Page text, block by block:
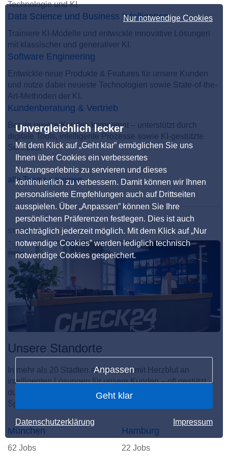
Nur notwendige Cookies
Unvergleichlich lecker
Mit dem Klick auf „Geht klar” ermöglichen Sie uns
Ihnen über Cookies ein verbessertes
Nutzungserlebnis zu servieren und dieses
kontinuierlich zu verbessern. Damit können wir Ihnen
personalisierte Empfehlungen auch auf Drittseiten
ausspielen. Über „Anpassen” können Sie Ihre
persönlichen Präferenzen festlegen. Dies ist auch
nachträglich jederzeit möglich. Mit dem Klick auf „Nur
notwendige Cookies” werden lediglich technisch
notwendige Cookies gespeichert.
Anpassen
Geht klar
Datenschutzerklärung Impressum
Technologie und KI.
Data Science und Business Intelligence
Trainiere KI-Modelle und entwickle innovative Lösungen
mit klassischer und generativer KI.
Software Engineering
Entwickle neue Produkte & Features für unsere Kunden
und nutze dabei neueste Technologien sowie State-of-the-
Art-Methoden der KI.
Kundenberatung & Vertrieb
Berate unsere Kunden kompetent – unterstützt durch
digitale Tools, intelligente Prozesse sowie KI-gestützte
Services.
alle Teams anzeigen
STANDORTE
Unsere Standorte
In mehr als 20 Städten arbeiten wir mit Herzblut an
intelligenten Lösungen für unsere Kunden – oft gestützt
durch KI. Hier entsteht der unvergleichliche CHECKito
Spirit.
München
62 Jobs
Hamburg
22 Jobs